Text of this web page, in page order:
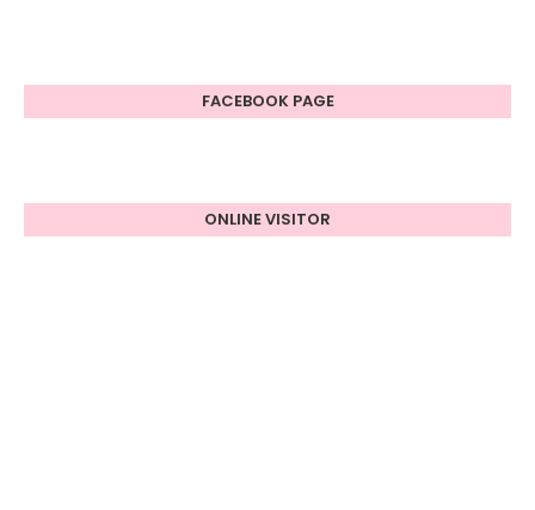
FACEBOOK PAGE
ONLINE VISITOR